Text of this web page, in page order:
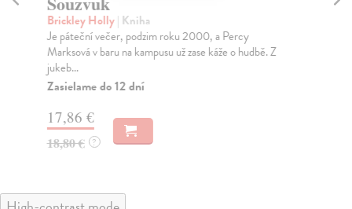
Brickley Holly| Kniha
Je páteční večer, podzim roku 2000, a Percy
Marksová v baru na kampusu už zase káže o hudbě. Z
jukeb...
Zasielame do 12 dní
17,86 €
18,80 € ?